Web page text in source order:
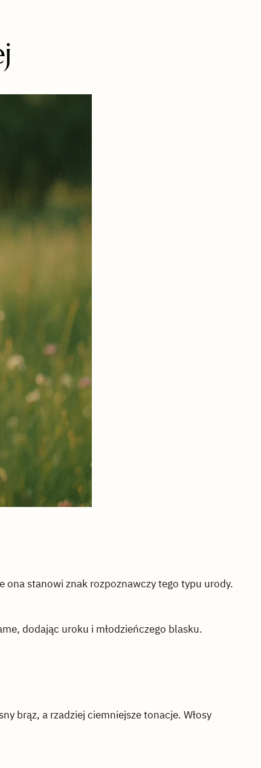
ona stanowi znak rozpoznawczy tego typu urody.
dodając uroku i młodzieńczego blasku.
brąz, a rzadziej ciemniejsze tonacje. Włosy